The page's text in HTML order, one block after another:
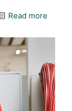
Read more